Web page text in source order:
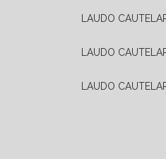
LAUDO
LAUDO
LAUDO